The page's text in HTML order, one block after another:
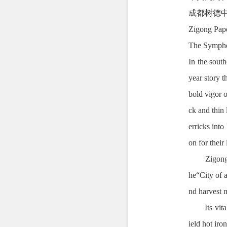
成都树德
Zigong
The
In the
year story
bold vigor
ck and thin
erricks into
on for their
Zigong
he“City of
nd harvest
Its vitality
ield hot